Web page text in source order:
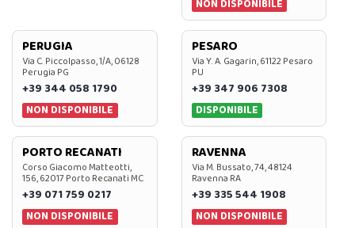
NON DISPONIBILE
PERUGIA
Via C. Piccolpasso, 1/A, 06128
Perugia PG
+39 344 058 1790
NON DISPONIBILE
PESARO
Via Y. A. Gagarin, 61122 Pesaro
PU
+39 347 906 7308
DISPONIBILE
PORTO RECANATI
Corso Giacomo Matteotti,
156, 62017 Porto Recanati MC
+39 071 759 0217
NON DISPONIBILE
RAVENNA
Via M. Bussato, 74, 48124
Ravenna RA
+39 335 544 1908
NON DISPONIBILE